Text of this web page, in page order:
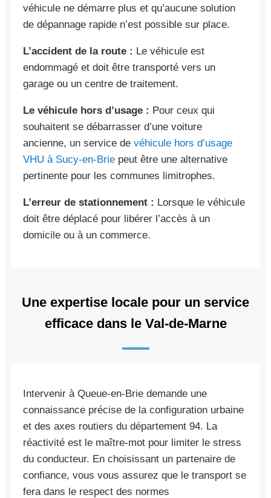
véhicule ne démarre plus et qu’aucune solution
de dépannage rapide n’est possible sur place.
L’accident de la route : Le véhicule est
endommagé et doit être transporté vers un
garage ou un centre de traitement.
Le véhicule hors d’usage : Pour ceux qui
souhaitent se débarrasser d’une voiture
ancienne, un service de véhicule hors d’usage
VHU à Sucy-en-Brie peut être une alternative
pertinente pour les communes limitrophes.
L’erreur de stationnement : Lorsque le véhicule
doit être déplacé pour libérer l’accès à un
domicile ou à un commerce.
Une expertise locale pour un service
efficace dans le Val-de-Marne
Intervenir à Queue-en-Brie demande une
connaissance précise de la configuration urbaine
et des axes routiers du département 94. La
réactivité est le maître-mot pour limiter le stress
du conducteur. En choisissant un partenaire de
confiance, vous vous assurez que le transport se
fera dans le respect des normes